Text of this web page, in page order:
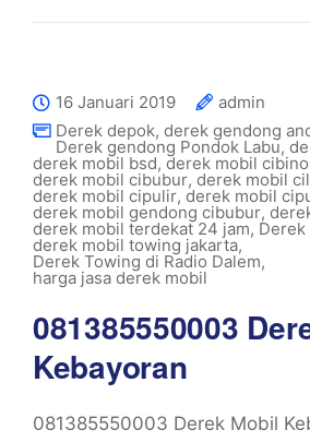
16 Januari 2019
admin
Derek depok, derek gendong
Derek gendong Pondok Labu,
derek mobil bsd, derek mobil
derek mobil cibubur, derek mobil
derek mobil cipulir, derek mobil
derek mobil gendong cibubur,
derek mobil terdekat 24 jam,
derek mobil towing jakarta,
Derek Towing di Radio Dalem,
harga jasa derek mobil
081385550003
Kebayoran
081385550003 Derek Mobil